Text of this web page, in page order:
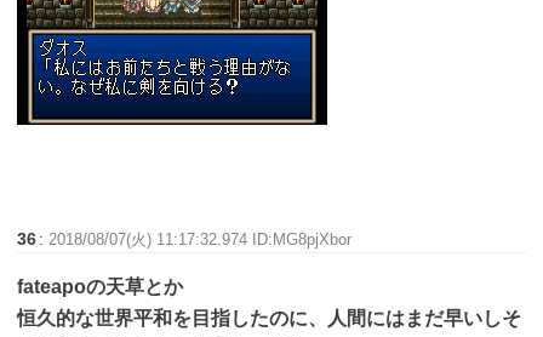
36 : 2018/08/07(火) 11:17:32.974 ID:MG8pjXbor
fateapoの天草とか
恒久的な世界平和を目指したのに、人間にはまだ早いしそ